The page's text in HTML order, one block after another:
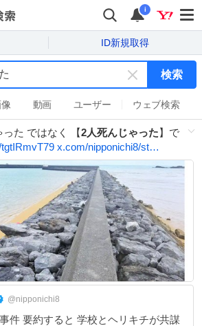
i
ID新規取得
キ
ー
ワ
ー
ド
を
消
す
検索
動画 ユーザー ウェブ検索
た ではなく 【2人死んじゃった】で
x.com/nipponichi8/st…
@nipponichi8
キチが共謀